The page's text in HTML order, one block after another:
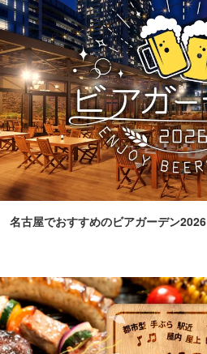
名古屋でおすすめのビアガーデン2026